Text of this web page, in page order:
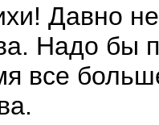
Давно
Надо бы
все